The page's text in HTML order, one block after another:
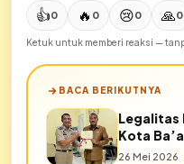
👍0 🔥 0 😢0 🙏0
Ketuk untuk memberi reaksi —
BACA BERIKUTNYA
Legalitas
Kota
Resmi
26 Mei 2026